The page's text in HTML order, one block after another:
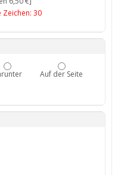
30
Auf der Seite